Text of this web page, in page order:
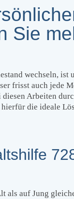
Sie
wechseln, ist
frisst auch jede
Arbeiten
die ideale
als auf Jung